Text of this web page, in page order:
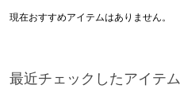
現在おすすめアイテムはありません。
最近チェックしたアイテム